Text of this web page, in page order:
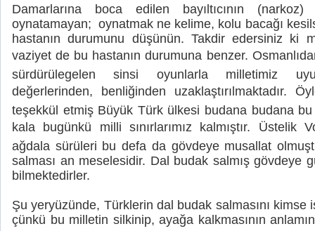
Damarlarına boca edilen bayıltıcının
oynatamayan; oynatmak ne kelime, kolu bacağı
hastanın durumunu düşünün. Takdir edersiniz ki
vaziyet de bu hastanın durumuna benzer.
sürdürülegelen sinsi oyunlarla milletimiz
değerlerinden, benliğinden uzaklaştırılmaktadır.
teşekkül etmiş Büyük Türk ülkesi budana budana
kala bugünkü milli sınırlarımız kalmıştır. Üstelik
ağdala sürüleri bu defa da gövdeye musallat
salması an meselesidir. Dal budak salmış gövdeye
bilmektedirler.
Şu yeryüzünde, Türklerin dal budak salmasını
çünkü bu milletin silkinip, ayağa kalkmasının